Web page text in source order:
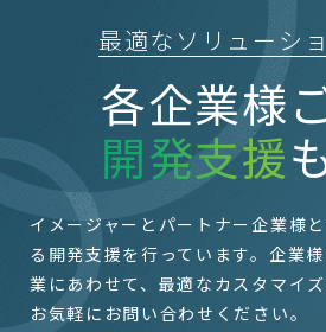
最適なソリューシ
各企業様
開発支援
イメージャーとパートナー企業様
る開発支援を行っています。 企業
業にあわせて、最適なカスタマイ
お気軽にお問い合わせください。